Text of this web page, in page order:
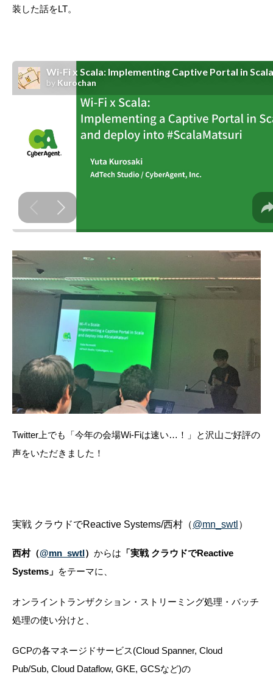
装した話をLT。
Twitter上でも「今年の会場Wi-Fiは速い…！」と沢山ご好評の
声をいただきました！
実戦 クラウドでReactive Systems/西村（@mn_swtl ）
西村（@mn_swtl） からは 「実戦 クラウドでReactive
Systems」 をテーマに、
オンライントランザクション・ストリーミング処理・バッチ
処理の使い分けと、
GCPの各マネージドサービス(Cloud Spanner, Cloud
Pub/Sub, Cloud Dataflow, GKE, GCSなど)の